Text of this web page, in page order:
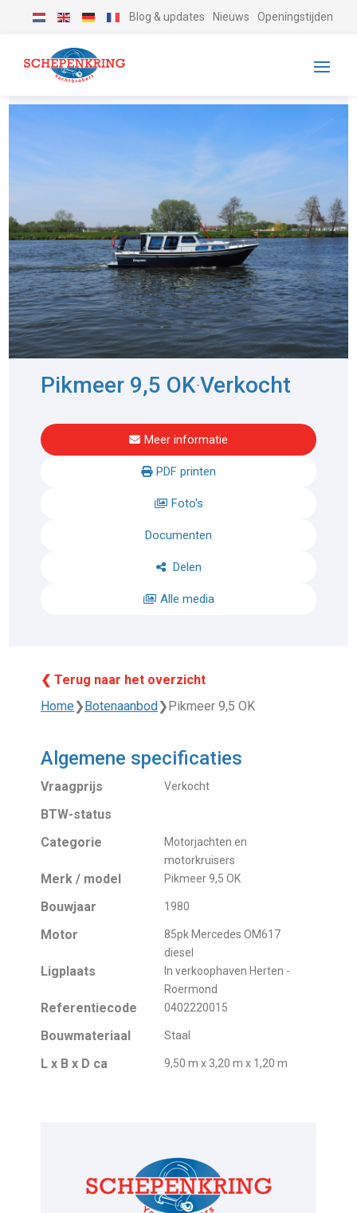
Blog & updates Nieuws Openingstijden
Pikmeer 9,5 OK-Verkocht
Meer informatie
PDF printen
Foto's
Documenten
Delen
Alle media
❮ Terug naar het overzicht
Home❯ Botenaanbod ❯ Pikmeer 9,5 OK
Algemene specificaties
Vraagprijs Verkocht
BTW-status
Categorie
Motorjachten en
motorkruisers
Merk / model Pikmeer 9,5 OK
Bouwjaar 1980
Motor
85pk Mercedes OM617
diesel
Ligplaats
In verkoophaven Herten -
Roermond
Referentiecode 0402220015
Bouwmateriaal Staal
L x B x D ca 9,50 m x 3,20 m x 1,20 m